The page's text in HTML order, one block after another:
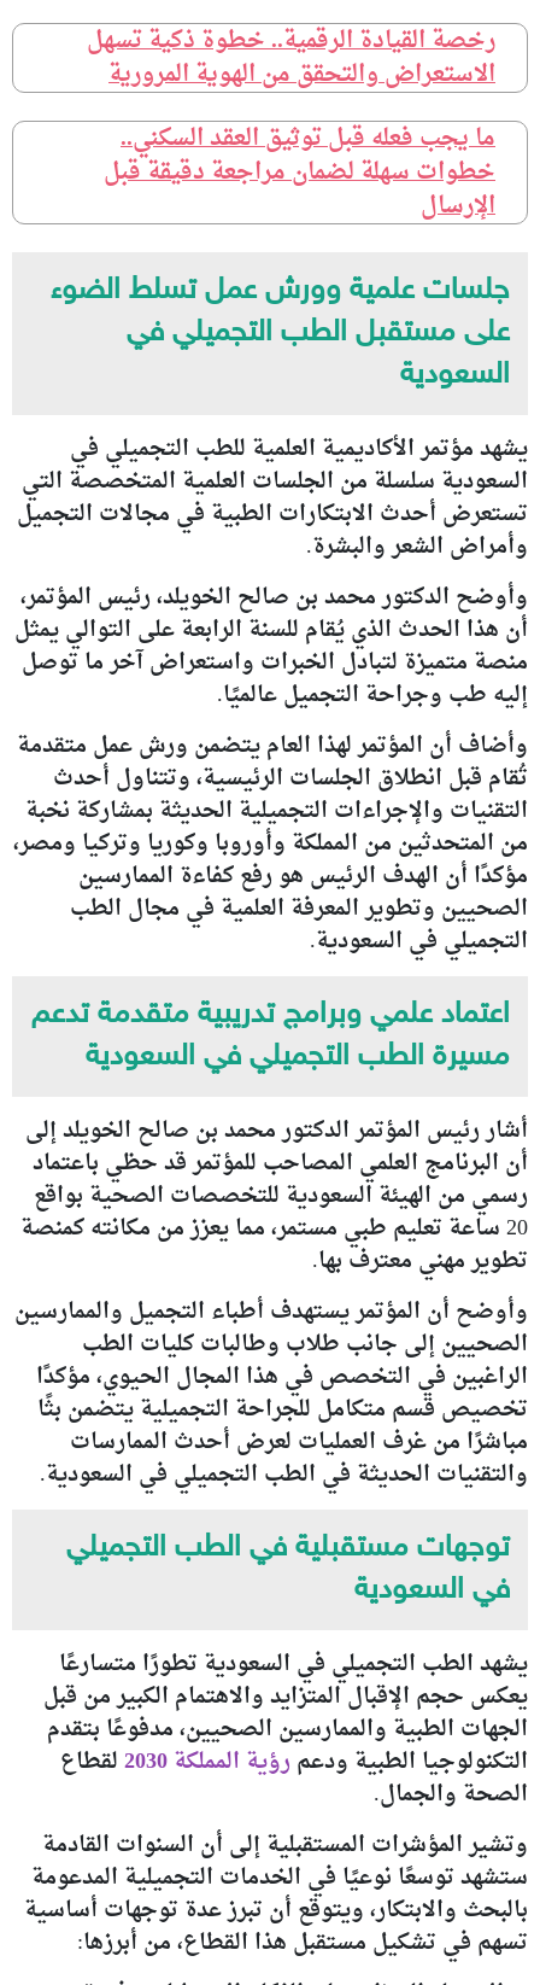
رخصة القيادة الرقمية.. خطوة ذكية تسهل
الاستعراض والتحقق من الهوية المرورية
ما يجب فعله قبل توثيق العقد السكني..
خطوات سهلة لضمان مراجعة دقيقة قبل
الإرسال
جلسات علمية وورش عمل تسلط الضوء
على مستقبل الطب التجميلي في
السعودية
يشهد مؤتمر الأكاديمية العلمية للطب التجميلي في
السعودية سلسلة من الجلسات العلمية المتخصصة التي
تستعرض أحدث الابتكارات الطبية في مجالات التجميل
وأمراض الشعر والبشرة.
وأوضح الدكتور محمد بن صالح الخويلد، رئيس المؤتمر،
أن هذا الحدث الذي يُقام للسنة الرابعة على التوالي يمثل
منصة متميزة لتبادل الخبرات واستعراض آخر ما توصل
إليه طب وجراحة التجميل عالميًا.
وأضاف أن المؤتمر لهذا العام يتضمن ورش عمل متقدمة
تُقام قبل انطلاق الجلسات الرئيسية، وتتناول أحدث
التقنيات والإجراءات التجميلية الحديثة بمشاركة نخبة
من المتحدثين من المملكة وأوروبا وكوريا وتركيا ومصر،
مؤكدًا أن الهدف الرئيس هو رفع كفاءة الممارسين
الصحيين وتطوير المعرفة العلمية في مجال الطب
التجميلي في السعودية.
اعتماد علمي وبرامج تدريبية متقدمة تدعم
مسيرة الطب التجميلي في السعودية
أشار رئيس المؤتمر الدكتور محمد بن صالح الخويلد إلى
أن البرنامج العلمي المصاحب للمؤتمر قد حظي باعتماد
رسمي من الهيئة السعودية للتخصصات الصحية بواقع
20 ساعة تعليم طبي مستمر، مما يعزز من مكانته كمنصة
تطوير مهني معترف بها.
وأوضح أن المؤتمر يستهدف أطباء التجميل والممارسين
الصحيين إلى جانب طلاب وطالبات كليات الطب
الراغبين في التخصص في هذا المجال الحيوي، مؤكدًا
تخصيص قسم متكامل للجراحة التجميلية يتضمن بثًا
مباشرًا من غرف العمليات لعرض أحدث الممارسات
والتقنيات الحديثة في الطب التجميلي في السعودية.
توجهات مستقبلية في الطب التجميلي
في السعودية
يشهد الطب التجميلي في السعودية تطورًا متسارعًا
يعكس حجم الإقبال المتزايد والاهتمام الكبير من قبل
الجهات الطبية والممارسين الصحيين، مدفوعًا بتقدم
التكنولوجيا الطبية ودعم رؤية المملكة 2030 لقطاع
الصحة والجمال.
وتشير المؤشرات المستقبلية إلى أن السنوات القادمة
ستشهد توسعًا نوعيًا في الخدمات التجميلية المدعومة
بالبحث والابتكار، ويتوقع أن تبرز عدة توجهات أساسية
تسهم في تشكيل مستقبل هذا القطاع، من أبرزها: